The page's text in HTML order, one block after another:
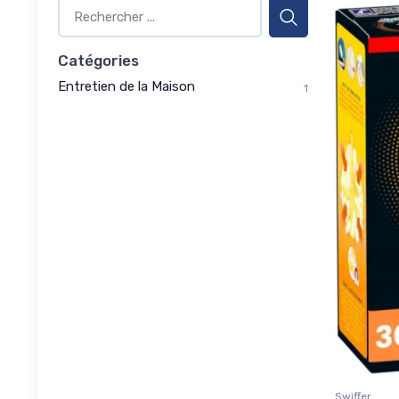
Catégories
Entretien de la Maison 1
Swiffer